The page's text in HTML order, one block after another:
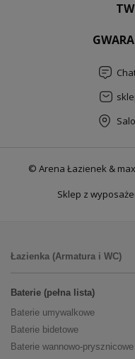
© Arena Łazienek &
Sklep z
Łazienka (Armatura i WC)
Baterie (pełna lista)
Baterie umywalkowe
Baterie bidetowe
Baterie wannowo-prysznicowe